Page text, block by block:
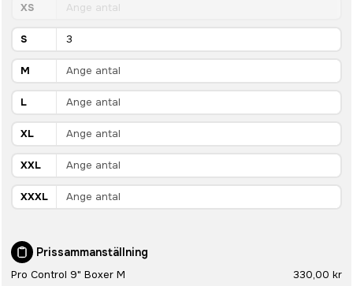
XS
S
M
L
XL
XXL
XXXL
Prissammanställning
Pro Control 9" Boxer M 330,00 kr